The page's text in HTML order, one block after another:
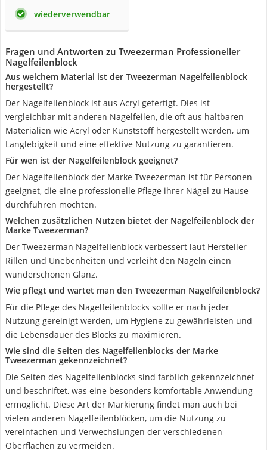
wiederverwendbar
Fragen und Antworten zu Tweezerman Professioneller
Nagelfeilenblock
Aus welchem Material ist der Tweezerman Nagelfeilenblock
hergestellt?
Der Nagelfeilenblock ist aus Acryl gefertigt. Dies ist
vergleichbar mit anderen Nagelfeilen, die oft aus haltbaren
Materialien wie Acryl oder Kunststoff hergestellt werden, um
Langlebigkeit und eine effektive Nutzung zu garantieren.
Für wen ist der Nagelfeilenblock geeignet?
Der Nagelfeilenblock der Marke Tweezerman ist für Personen
geeignet, die eine professionelle Pflege ihrer Nägel zu Hause
durchführen möchten.
Welchen zusätzlichen Nutzen bietet der Nagelfeilenblock der
Marke Tweezerman?
Der Tweezerman Nagelfeilenblock verbessert laut Hersteller
Rillen und Unebenheiten und verleiht den Nägeln einen
wunderschönen Glanz.
Wie pflegt und wartet man den Tweezerman Nagelfeilenblock?
Für die Pflege des Nagelfeilenblocks sollte er nach jeder
Nutzung gereinigt werden, um Hygiene zu gewährleisten und
die Lebensdauer des Blocks zu maximieren.
Wie sind die Seiten des Nagelfeilenblocks der Marke
Tweezerman gekennzeichnet?
Die Seiten des Nagelfeilenblocks sind farblich gekennzeichnet
und beschriftet, was eine besonders komfortable Anwendung
ermöglicht. Diese Art der Markierung findet man auch bei
vielen anderen Nagelfeilenblöcken, um die Nutzung zu
vereinfachen und Verwechslungen der verschiedenen
Oberflächen zu vermeiden.